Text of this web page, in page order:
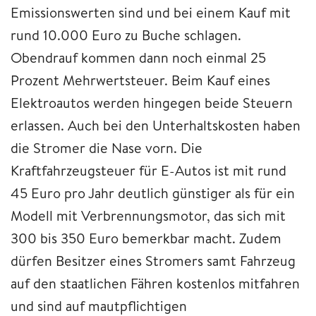
Emissionswerten sind und bei einem Kauf mit
rund 10.000 Euro zu Buche schlagen.
Obendrauf kommen dann noch einmal 25
Prozent Mehrwertsteuer. Beim Kauf eines
Elektroautos werden hingegen beide Steuern
erlassen. Auch bei den Unterhaltskosten haben
die Stromer die Nase vorn. Die
Kraftfahrzeugsteuer für E-Autos ist mit rund
45 Euro pro Jahr deutlich günstiger als für ein
Modell mit Verbrennungsmotor, das sich mit
300 bis 350 Euro bemerkbar macht. Zudem
dürfen Besitzer eines Stromers samt Fahrzeug
auf den staatlichen Fähren kostenlos mitfahren
und sind auf mautpflichtigen